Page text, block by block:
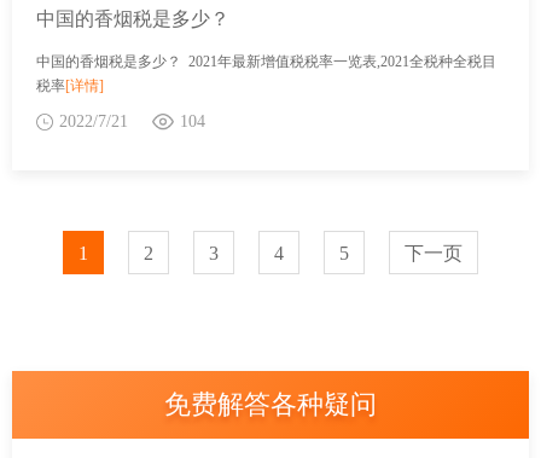
中国的香烟税是多少？
中国的香烟税是多少？ 2021年最新增值税税率一览表,2021全税种全税目
税率[详情]
2022/7/21 104
1 2 3 4 5 下一页
免费解答各种疑问